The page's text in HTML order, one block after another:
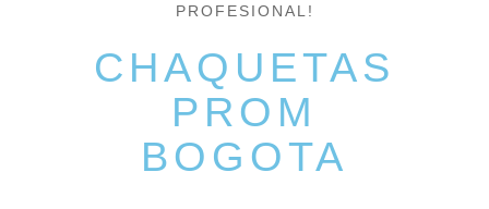
PROFESIONAL!
CHAQUETAS
PROM
BOGOTA